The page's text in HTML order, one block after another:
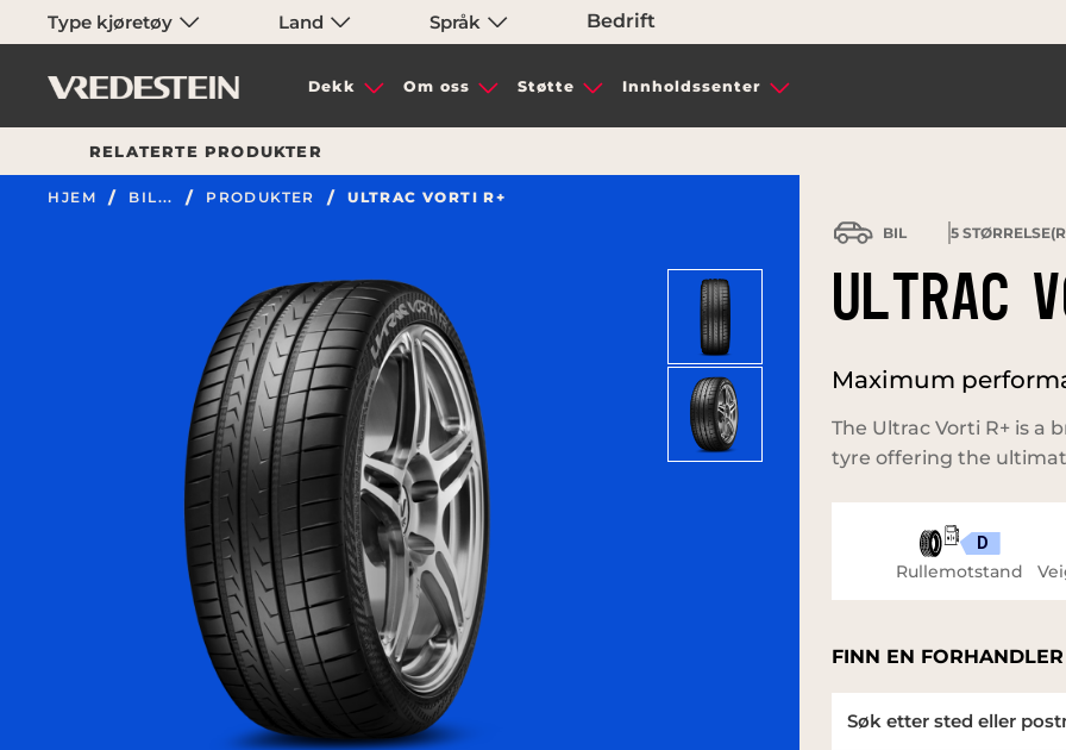
Type kjøretøy Land Språk Bedrift
Dekk Om oss Støtte Innholdssenter
RELATERTE PRODUKTER
HJEM BIL... PRODUKTER ULTRAC VORTI R+
BIL 5
ULTRAC
Maximum
The Ultrac Vorti R+ is
tyre offering the
D
Rullemotstand
FINN EN